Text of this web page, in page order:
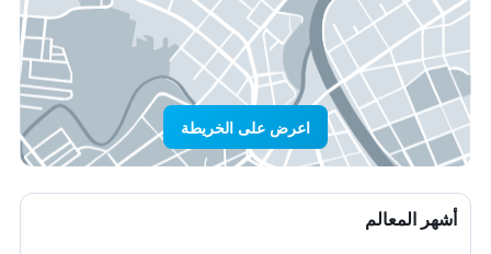
اعرض على الخريطة
أشهر المعالم